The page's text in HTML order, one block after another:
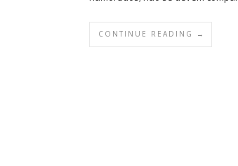
CONTINUE READING →